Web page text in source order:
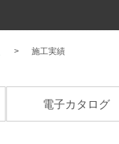
施工実績
電子カタログ